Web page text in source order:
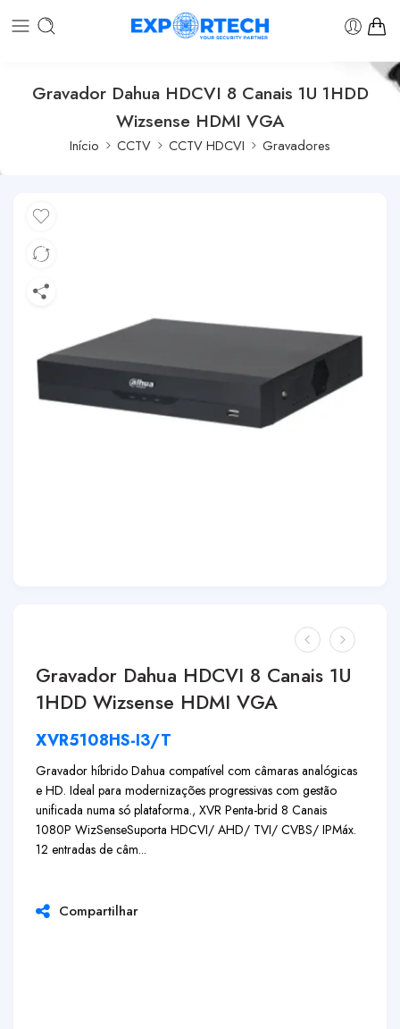
Gravador Dahua HDCVI 8 Canais 1U 1HDD
Wizsense HDMI VGA
Início CCTV CCTV HDCVI Gravadores
Gravador Dahua HDCVI 8 Canais 1U
1HDD Wizsense HDMI VGA
XVR5108HS-I3/T
Gravador híbrido Dahua compatível com câmaras analógicas
e HD. Ideal para modernizações progressivas com gestão
unificada numa só plataforma., XVR Penta-brid 8 Canais
1080P WizSenseSuporta HDCVI/ AHD/ TVI/ CVBS/ IPMáx.
12 entradas de câm...
Compartilhar